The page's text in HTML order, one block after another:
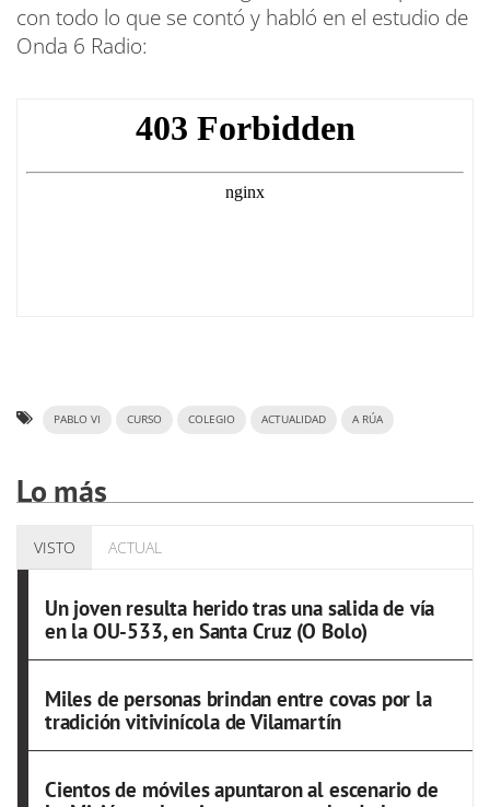
con todo lo que se contó y habló en el estudio de
Onda 6 Radio:
PABLO VI CURSO COLEGIO ACTUALIDAD A RÚA
Lo más
VISTO ACTUAL
Un joven resulta herido tras una salida de vía
en la OU-533, en Santa Cruz (O Bolo)
Miles de personas brindan entre covas por la
tradición vitivinícola de Vilamartín
Cientos de móviles apuntaron al escenario de